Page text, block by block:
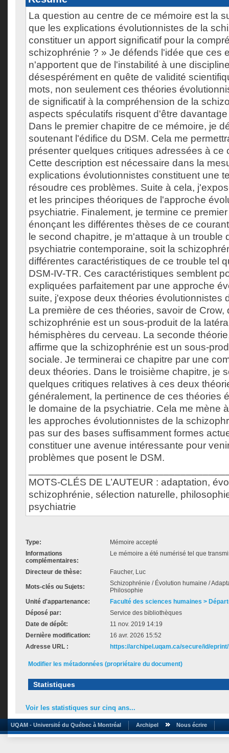
La question au centre de ce mémoire est la
que les explications évolutionnistes de la
constituer un apport significatif pour la
schizophrénie ? » Je défends l'idée que ces
n'apportent que de l'instabilité à une
désespérément en quête de validité
mots, non seulement ces théories
de significatif à la compréhension de la
aspects spéculatifs risquent d'être
Dans le premier chapitre de ce mémoire, je
soutenant l'édifice du DSM. Cela me
présenter quelques critiques adressées à ce
Cette description est nécessaire dans la
explications évolutionnistes constituent une
résoudre ces problèmes. Suite à cela,
et les principes théoriques de l'approche
psychiatrie. Finalement, je termine ce
énonçant les différentes thèses de ce
le second chapitre, je m'attaque à un trouble
psychiatrie contemporaine, soit la
différentes caractéristiques de ce trouble tel
DSM-IV-TR. Ces caractéristiques semblent
expliquées parfaitement par une approche
suite, j'expose deux théories évolutionnistes
La première de ces théories, savoir de Crow,
schizophrénie est un sous-produit de la
hémisphères du cerveau. La seconde
affirme que la schizophrénie est un sous-
sociale. Je terminerai ce chapitre par une
deux théories. Dans le troisième chapitre, je
quelques critiques relatives à ces deux
généralement, la pertinence de ces théories
le domaine de la psychiatrie. Cela me mène
les approches évolutionnistes de la
pas sur des bases suffisamment formes
constituer une avenue intéressante pour
problèmes que posent le DSM.
MOTS-CLÉS DE L’AUTEUR : adaptation,
schizophrénie, sélection naturelle,
psychiatrie
Type:
Mémoire accepté
Informations
complémentaires:
Le mémoire a été numérisé tel que
Directeur de thèse: Faucher, Luc
Mots-clés ou Sujets:
Schizophrénie / Évolution humaine /
Philosophie
Unité d'appartenance:
Faculté des sciences humaines >
Déposé par:
Service des bibliothèques
Date de dépôt:
11 nov. 2019 14:19
Dernière modification:
16 avr. 2026 15:52
Adresse URL :
https://archipel.uqam.ca/secure/id/
Modifier les métadonnées (propriétaire du document)
Statistiques
Voir les statistiques sur cinq ans...
UQAM - Université du Québec à Montréal Archipel Nous écrire